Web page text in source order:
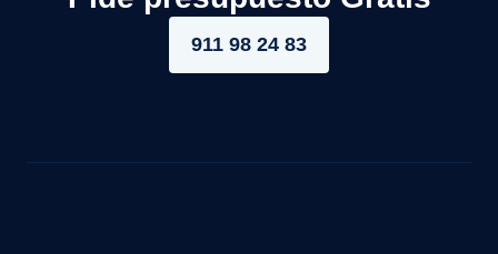
911 98 24 83